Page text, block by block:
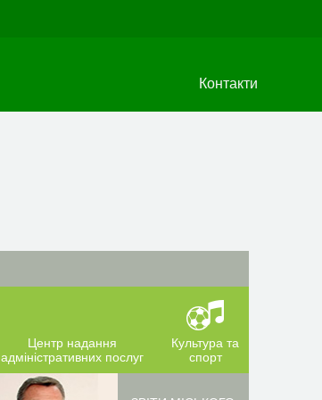
Контакти
Центр надання
адміністративних послуг
Культура та
спорт